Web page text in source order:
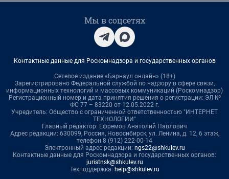
Мы в соцсетях
Контактные данные для Роскомнадзора и государственных органов
Сетевое издание «Барнаул онлайн» (18+)
Зарегистрировано Федеральной службой по надзору в сфере связи,
информационных технологий и массовых коммуникаций (Роскомнадзор)
Регистрационный номер и дата принятия решения о регистрации: ЭЛ №
ФС 77 – 83220 от 12.05.2022 г.
Учредитель: Общество с ограниченной ответственностью "ИНТЕРНЕТ
ТЕХНОЛОГИИ"
Главный редактор: Ефремов Анатолий Павлович
Адрес редакции: 630099, Россия, Новосибирск, ул. Ленина, д. 12, 6 этаж,
телефон 8 (912) 222-00-14
Электронный адрес редакции: ngs22@shkulev.ru
Контактные данные для Роскомнадзора и государственных органов:
juristnsk@shkulev.ru
Техподдержка: help@shkulev.ru